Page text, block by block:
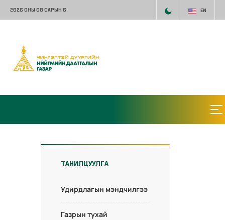
2026 ОНЫ 08 САРЫН 6 EN
ТАНИЛЦУУЛГА
Удирдлагын мэндчилгээ
Газрын тухай